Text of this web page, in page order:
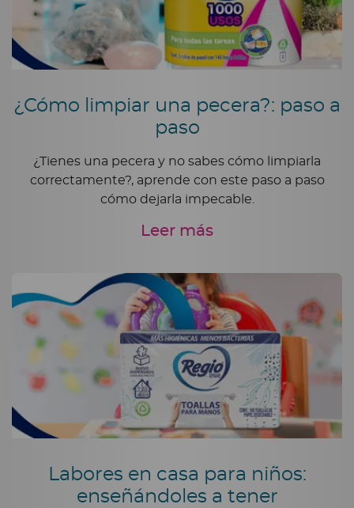
¿Cómo limpiar una pecera?: paso a
paso
¿Tienes una pecera y no sabes cómo limpiarla
correctamente?, aprende con este paso a paso
cómo dejarla impecable.
Leer más
Labores en casa para niños:
enseñándoles a tener